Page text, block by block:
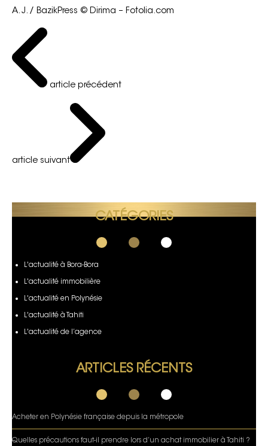
A. J. / BazikPress © Dirima – Fotolia.com
article précédent
article suivant
CATÉGORIES
L'actualité à Bora-Bora
L'actualité immobilière
L'actualité en Polynésie
L'actualité à Tahiti
L'actualité de l’agence
ARTICLES RÉCENTS
Acheter en Polynésie française depuis la métropole
Quelles précautions faut-il prendre lors d’un achat immobilier à Tahiti ?